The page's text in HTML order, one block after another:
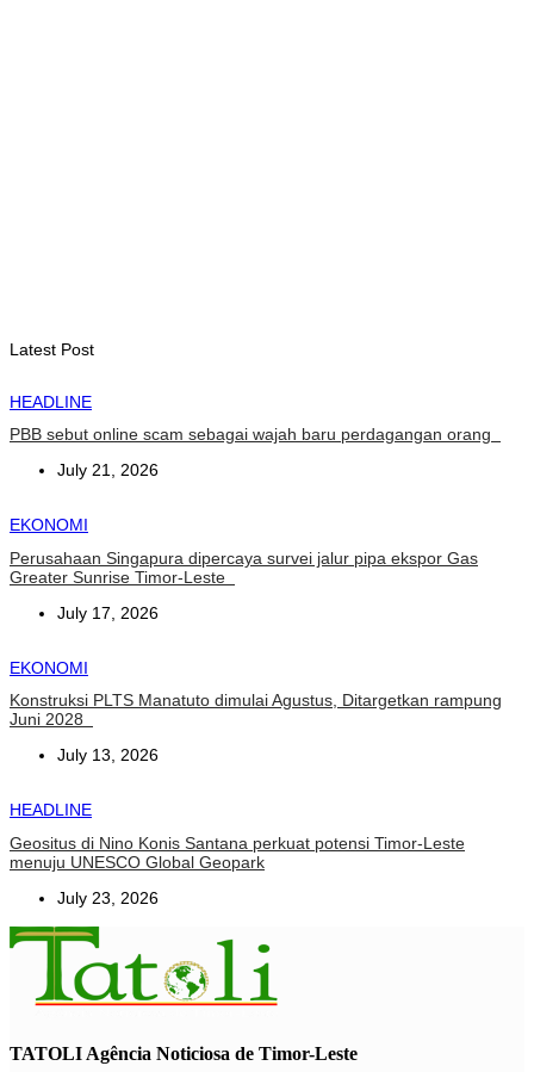
Latest Post
HEADLINE
PBB sebut online scam sebagai wajah baru perdagangan orang
July 21, 2026
EKONOMI
Perusahaan Singapura dipercaya survei jalur pipa ekspor Gas
Greater Sunrise Timor-Leste
July 17, 2026
EKONOMI
Konstruksi PLTS Manatuto dimulai Agustus, Ditargetkan rampung
Juni 2028
July 13, 2026
HEADLINE
Geositus di Nino Konis Santana perkuat potensi Timor-Leste
menuju UNESCO Global Geopark
July 23, 2026
TATOLI Agência Noticiosa de Timor-Leste